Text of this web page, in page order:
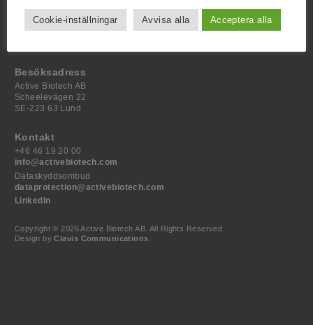
Projekt
Investerare
SE-223 63 Lund
Besöksadress
Active Biotech AB
Scheelevägen 22
SE-223 63 Lund
Kontakt
+46 46 19 20 00
info@activebiotech.com
Dataskyddsombud
dataprotection@activebiotech.com
LinkedIn
Copyright © 2026 Active Biotech AB. All Rights Reserved.
Design byClavis Communications
Cookie-inställningar Avvisa alla Acceptera alla